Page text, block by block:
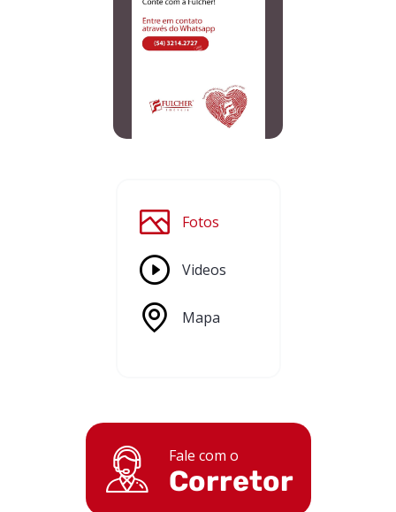
Fotos
Videos
Mapa
Fale com o
Corretor